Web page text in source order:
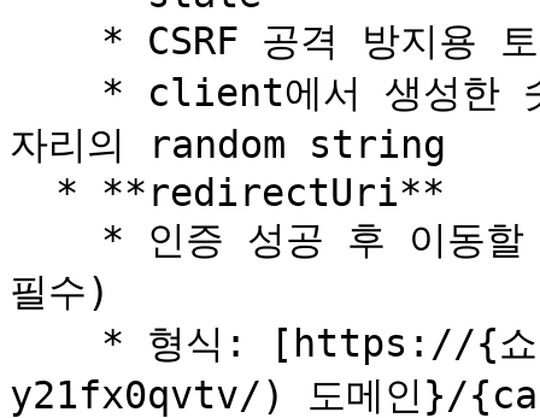
자리의 random string
필수)
y21fx0qvtv/) 도메인}/